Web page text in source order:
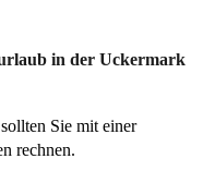
in der Uckermark
Sie mit einer
rechnen.